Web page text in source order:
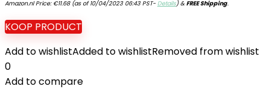
Amazon.nl Price: €11.68(as of 10/04/2023 06:43 PST- Details)&FREE Shipping.
KOOP PRODUCT
Add to wishlistAdded to wishlistRemoved from wishlist
0
Add to compare